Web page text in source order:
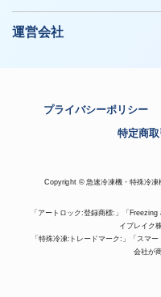
運営会社
プライバシーポリシー
特定商
Copyright © 急速冷凍機・特殊冷
「アートロック:登録商標:」「
イブレイク
「特殊冷凍:トレードマーク:」「スマ
会社が